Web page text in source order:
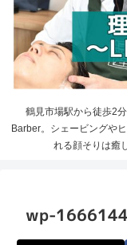
鶴見市場駅から徒歩2
Barber。シェービングや
れる顔そりは癒
wp-